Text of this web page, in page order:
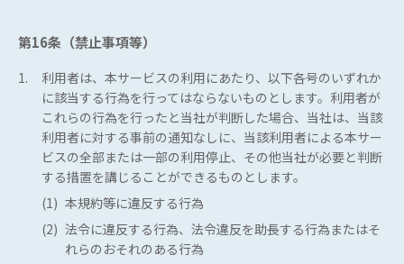
第16条（禁止事項等）
1.
利用者は、本サービスの利用にあたり、以下各号のいずれか
に該当する行為を行ってはならないものとします。利用者が
これらの行為を行ったと当社が判断した場合、当社は、当該
利用者に対する事前の通知なしに、当該利用者による本サー
ビスの全部または一部の利用停止、その他当社が必要と判断
する措置を講じることができるものとします。
(1) 本規約等に違反する行為
(2) 法令に違反する行為、法令違反を助長する行為またはそ
れらのおそれのある行為